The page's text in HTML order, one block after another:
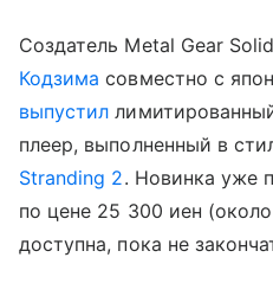
Создатель Metal Gear
Кодзима совместно с
выпустил
плеер, выполненный в
Stranding 2. Новинка уже
по цене 25 300 иен
доступна, пока не